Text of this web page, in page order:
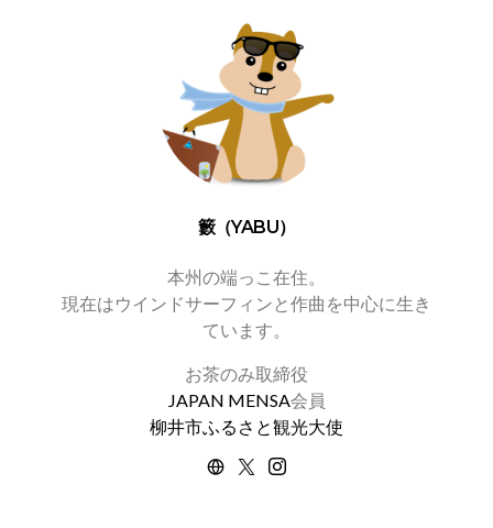
籔（YABU）
本州の端っこ在住。
現在はウインドサーフィンと作曲を中心に生き
ています。
お茶のみ取締役
JAPAN MENSA会員
柳井市ふるさと観光大使